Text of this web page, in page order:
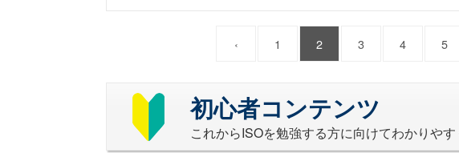
‹ 1 2 3 4 5
初心者コンテンツ
これからISOを勉強する方に向けてわかりやす